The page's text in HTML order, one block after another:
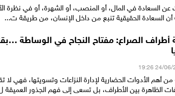
عن السعادة في المال، أو المنصب، أو الشهرة، أو في نظرة
أن السعادة الحقيقية تنبع من داخل الإنسان، من طريقة ت...
أطراف الصراع: مفتاح النجاح في الوساطة
أهم الأدوات الحضارية لإدارة النزاعات وتسويتها، فهي لا
الظاهرة بين الأطراف، بل تسعى إلى فهم الجذور العميقة